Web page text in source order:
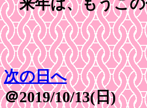
来年は、もうこの
次の日へ
＠2019/10/13(日)